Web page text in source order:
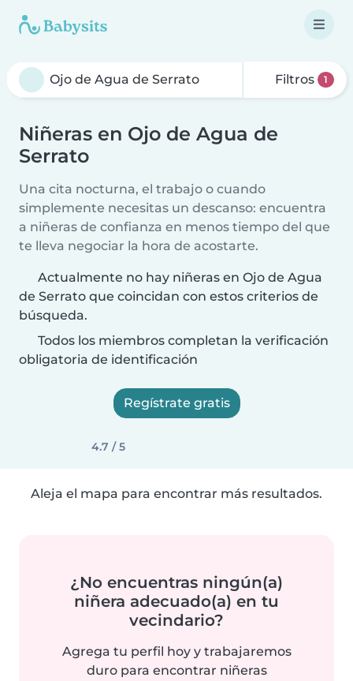
Filtros 1
Niñeras en Ojo de Agua de
Serrato
Una cita nocturna, el trabajo o cuando
simplemente necesitas un descanso: encuentra
a niñeras de confianza en menos tiempo del que
te lleva negociar la hora de acostarte.
Actualmente no hay niñeras en Ojo de Agua
de Serrato que coincidan con estos criterios de
búsqueda.
Todos los miembros completan la verificación
obligatoria de identificación
Regístrate gratis
4.7 / 5
Aleja el mapa para encontrar más resultados.
¿No encuentras ningún(a)
niñera adecuado(a) en tu
vecindario?
Agrega tu perfil hoy y trabajaremos
duro para encontrar niñeras